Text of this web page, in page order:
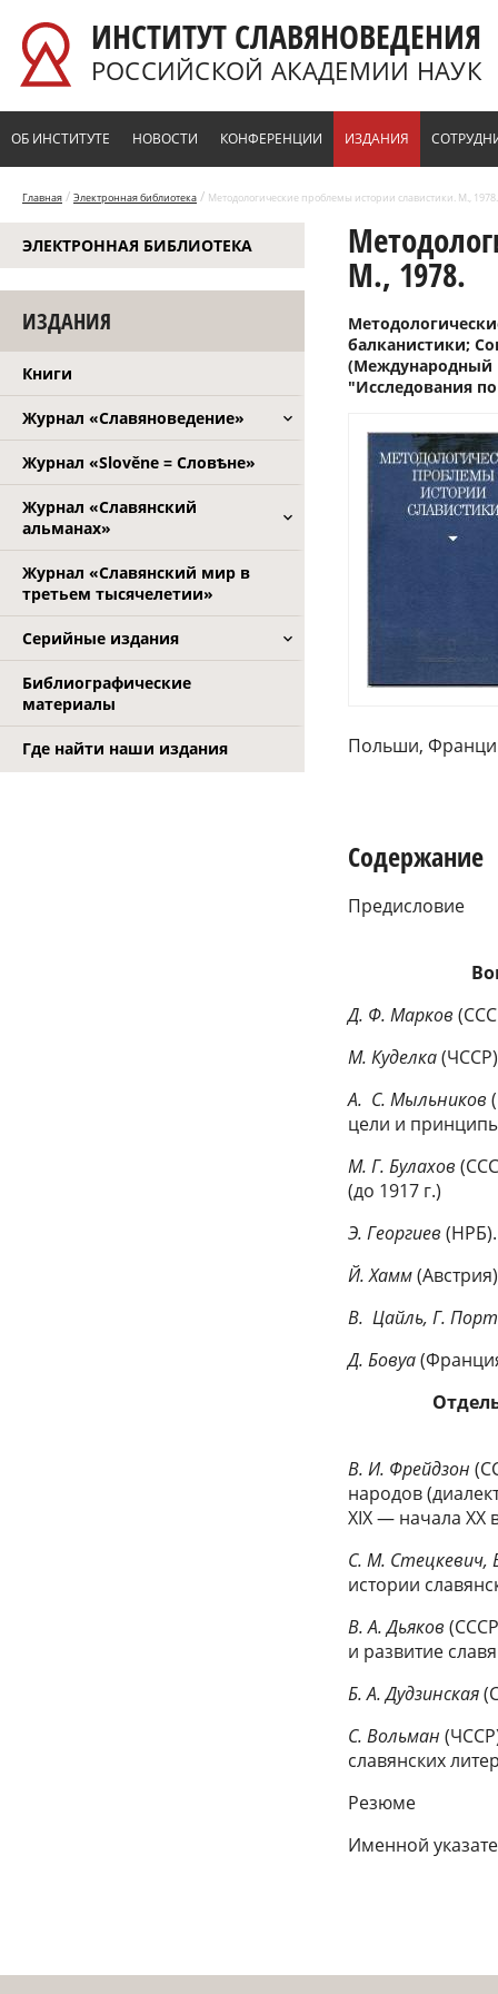
ИНСТИТУТ СЛАВЯНОВЕДЕНИЯ
РОССИЙСКОЙ АКАДЕМИИ НАУК
ОБ ИНСТИТУТЕ НОВОСТИ КОНФЕРЕНЦИИ ИЗДАНИЯ
Главная / Электронная библиотека / Методологические проблемы истории славистики. М., 1978.
ЭЛЕКТРОННАЯ БИБЛИОТЕКА
ИЗДАНИЯ
Книги
Журнал «Славяноведение»
Журнал «Slověne = Словѣне»
Журнал «Славянский
альманах»
Журнал «Славянский мир в
третьем тысячелетии»
Серийные издания
Библиографические
материалы
Где найти наши издания
М., 1978.
балканистики;
(Международный
"Исследования
Польши,
Содержание
Предисловие
Д. Ф. Марков
М. Куделка
A. С. Мыльников
цели и
М. Г. Булахов
(до 1917 г.)
Э. Георгиев (НРБ).
Й. Хамм
B. Цайль, Г. Порт
Д. Бовуа
В. И. Фрейдзон
народов
XIX — начала XX
С. М. Стецкевич,
истории
В. А. Дьяков
и развитие
Б. А. Дудзинская
С. Вольман
славянских
Резюме
Именной